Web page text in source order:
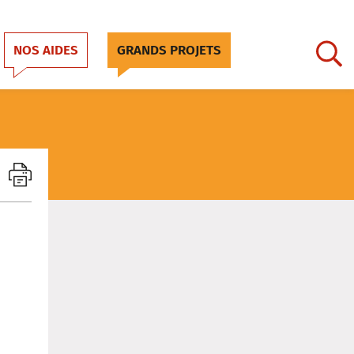
NOS AIDES GRANDS PROJETS